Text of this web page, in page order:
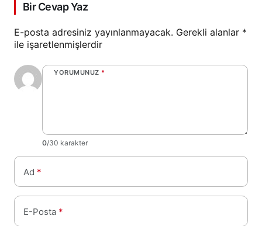
Bir Cevap Yaz
E-posta adresiniz yayınlanmayacak. Gerekli alanlar *
ile işaretlenmişlerdir
YORUMUNUZ *
0/30 karakter
Ad *
E-Posta *